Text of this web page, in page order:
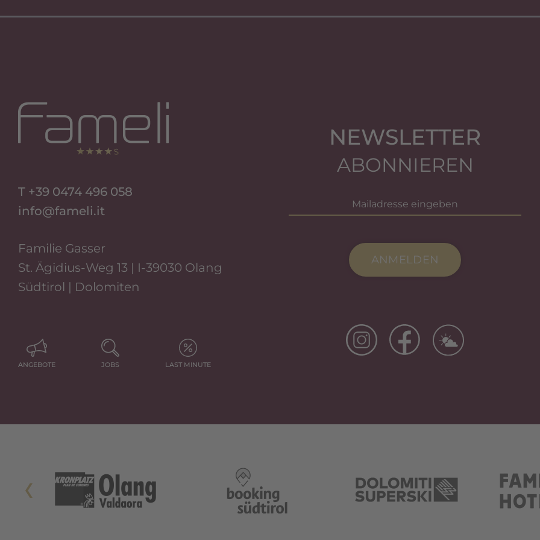
T +39 0474 496 058
info@fameli.it
Familie Gasser
St. Ägidius-Weg 13 | I-39030 Olang
Südtirol | Dolomiten
Si Apre In Una Nuova Scheda
Si Apre In Una Nuova Scheda
NEWSLETTER
ABONNIEREN
ANMELDEN
ANGEBOTE JOBS LAST MINUTE
Si Apre In Una Nuova Scheda